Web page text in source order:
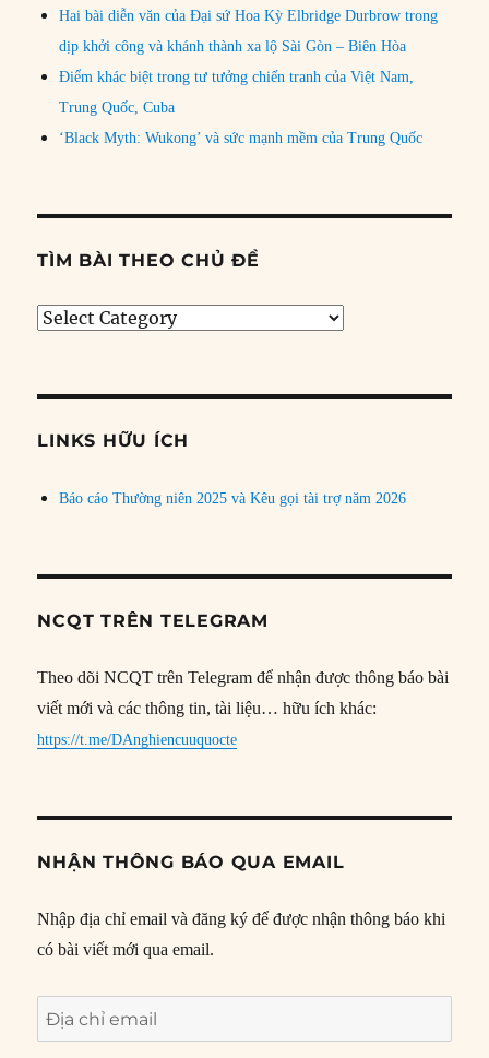
Hai bài diễn văn của Đại sứ Hoa Kỳ Elbridge Durbrow trong
dịp khởi công và khánh thành xa lộ Sài Gòn – Biên Hòa
Điểm khác biệt trong tư tưởng chiến tranh của Việt Nam,
Trung Quốc, Cuba
‘Black Myth: Wukong’ và sức mạnh mềm của Trung Quốc
TÌM BÀI THEO CHỦ ĐỀ
Tìm
đề
LINKS HỮU ÍCH
Báo cáo Thường niên 2025 và Kêu gọi tài trợ năm 2026
NCQT TRÊN TELEGRAM
Theo dõi NCQT trên Telegram để nhận được thông báo bài
viết mới và các thông tin, tài liệu… hữu ích khác:
https://t.me/DAnghiencuuquocte
NHẬN THÔNG BÁO QUA EMAIL
Nhập địa chỉ email và đăng ký để được nhận thông báo khi
có bài viết mới qua email.
Địa
chỉ